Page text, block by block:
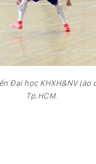
Đại học KHXH&NV (áo
Tp.HCM.